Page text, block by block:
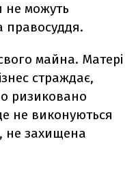
не можуть
правосуддя.
майна. Матері
страждає,
ризиковано
не виконуються
не захищена